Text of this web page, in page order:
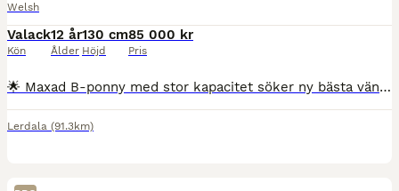
Welsh
Valack
Kön
12 år
Ålder
130 cm
Höjd
85 000 kr
Pris
🌟 Maxad B-ponny med stor kapacitet söker ny bästa vän 🌟 Hooch är en maxad B-ponny med mycket kvalitet, personlighet och kapacitet. Han har tävlat upp till LB i hoppning och visar ännu mer potential
Lerdala (91.3km)